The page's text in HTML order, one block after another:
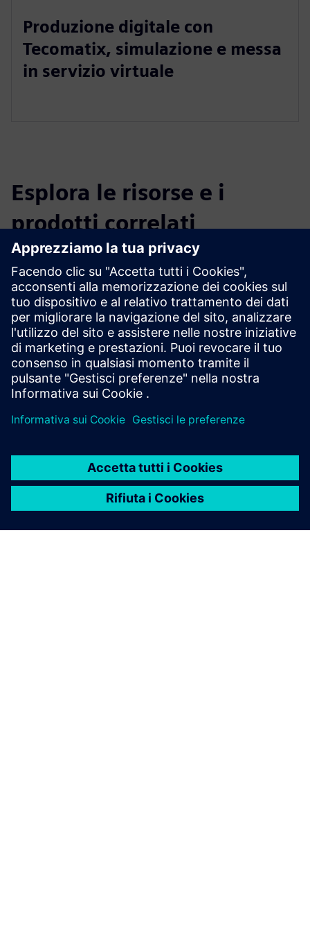
Produzione digitale con
Tecomatix, simulazione e messa
in servizio virtuale
Esplora le risorse e i
prodotti correlati
Informazioni e risorse aggiuntive
Organizzazione Isaac
Profilo aziendale
Prerequisiti